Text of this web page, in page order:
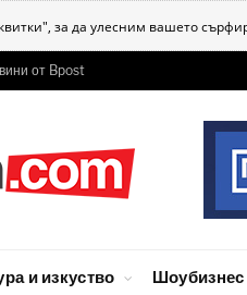
за да улесним вашето
от Bpost
и изкуство Шоубизнес